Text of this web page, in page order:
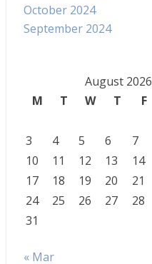
October 2024
September 2024
August 2026
M
T W T F
3
4 5 6 7
10
11 12 13 14
17
18 19 20 21
24
25 26 27 28
31
« Mar